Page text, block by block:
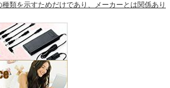
類を示すためだけであり、メーカーとは関係あり